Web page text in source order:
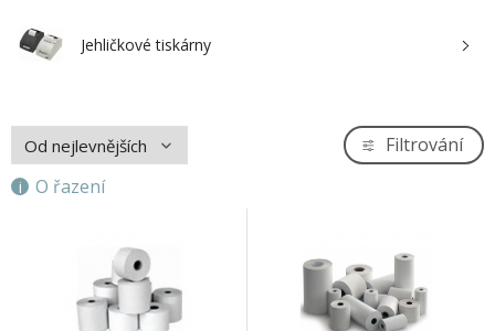
Jehličkové tiskárny
O řazení
Filtrování